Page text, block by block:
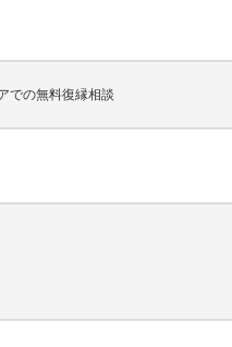
での無料復縁相談